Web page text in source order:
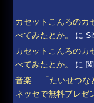
カセットこんろのカ
べてみたとか。
に
カセットこんろのカ
べてみたとか。
に
音楽 – 「たいせつな
ネッセで無料プレゼ